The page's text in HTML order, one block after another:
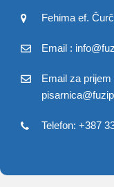
Fehima ef.
Email :
Email za
Telefon: +387